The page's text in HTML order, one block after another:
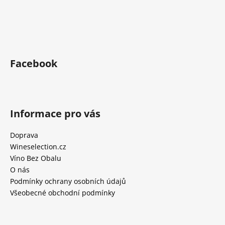
Facebook
Informace pro vás
Doprava
Wineselection.cz
Víno Bez Obalu
O nás
Podmínky ochrany osobních údajů
Všeobecné obchodní podmínky